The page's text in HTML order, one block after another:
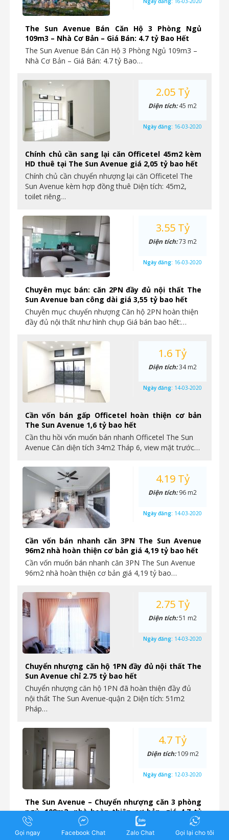
The Sun Avenue Bán Căn Hộ 3 Phòng Ngủ
109m3 – Nhà Cơ Bản – Giá Bán: 4.7 tỷ Bao Hết
The Sun Avenue Bán Căn Hộ 3 Phòng Ngủ 109m3 –
Nhà Cơ Bản – Giá Bán: 4.7 tỷ Bao…
Chính chủ cần sang lại căn Officetel 45m2 kèm
HD thuê tại The Sun Avenue giá 2,05 tỷ bao hết
Chính chủ cần chuyển nhượng lại căn Officetel The
Sun Avenue kèm hợp đồng thuê Diện tích: 45m2,
toilet riêng…
2.05 Tỷ
Diện tích:45 m2
Ngày đăng: 16-03-2020
Chuyên mục bán: căn 2PN đầy đủ nội thất The
Sun Avenue ban công dài giá 3,55 tỷ bao hết
Chuyên mục chuyển nhượng Căn hộ 2PN hoàn thiện
đầy đủ nội thất như hình chụp Giá bán bao hết:…
3.55 Tỷ
Diện tích:73 m2
Ngày đăng: 16-03-2020
Cần vốn bán gấp Officetel hoàn thiện cơ bản
The Sun Avenue 1,6 tỷ bao hết
Cần thu hồi vốn muốn bán nhanh Officetel The Sun
Avenue Căn diện tích 34m2 Tháp 6, view mặt trước…
1.6 Tỷ
Diện tích:34 m2
Ngày đăng: 14-03-2020
Cần vốn bán nhanh căn 3PN The Sun Avenue
96m2 nhà hoàn thiện cơ bản giá 4,19 tỷ bao hết
Cần vốn muốn bán nhanh căn 3PN The Sun Avenue
96m2 nhà hoàn thiện cơ bản giá 4,19 tỷ bao…
4.19 Tỷ
Diện tích:96 m2
Ngày đăng: 14-03-2020
Chuyển nhượng căn hộ 1PN đầy đủ nội thất The
Sun Avenue chỉ 2.75 tỷ bao hết
Chuyển nhượng căn hộ 1PN đã hoàn thiện đầy đủ
nội thất The Sun Avenue-quận 2 Diện tích: 51m2
Pháp…
2.75 Tỷ
Diện tích:51 m2
Ngày đăng: 14-03-2020
The Sun Avenue – Chuyển nhượng căn 3 phòng
ngủ, 109m2, nhà hoàn thiện cơ bản, giá 4,7 tỷ
bao hết
Chuyển nhượng căn 3 phòng ngủ, diện tích lớn nhất
4.7 Tỷ
Diện tích:109 m2
Ngày đăng: 12-03-2020
Gọi ngay Facebook Chat Zalo Chat Gọi lại cho tôi